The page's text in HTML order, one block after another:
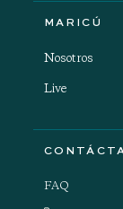
MARICÚ
Nosotros
Live
FAQ